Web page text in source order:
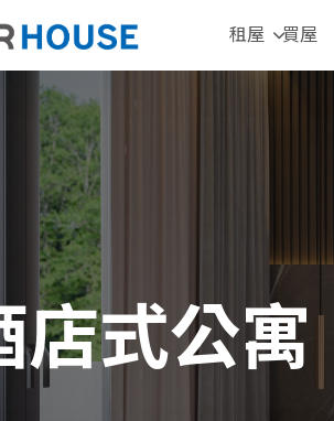
租屋 買屋
店式公寓